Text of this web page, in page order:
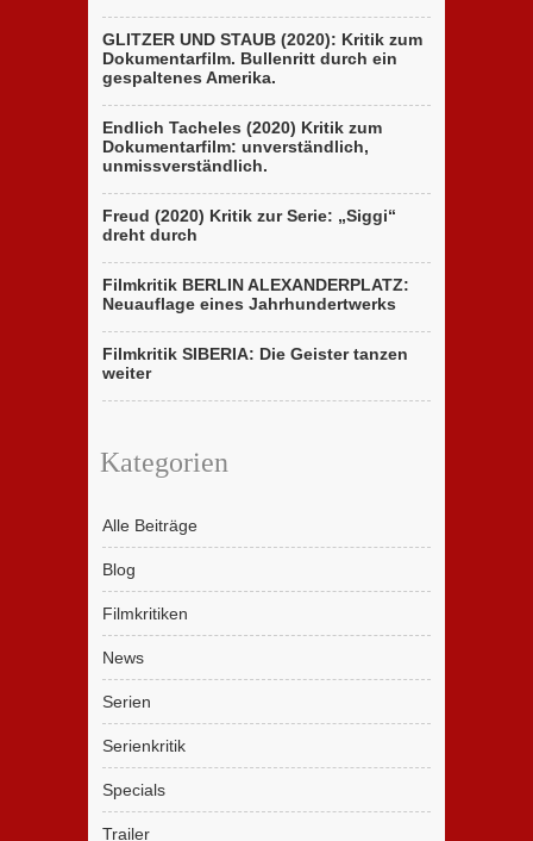
GLITZER UND STAUB (2020): Kritik zum
Dokumentarfilm. Bullenritt durch ein
gespaltenes Amerika.
Endlich Tacheles (2020) Kritik zum
Dokumentarfilm: unverständlich,
unmissverständlich.
Freud (2020) Kritik zur Serie: „Siggi“
dreht durch
Filmkritik BERLIN ALEXANDERPLATZ:
Neuauflage eines Jahrhundertwerks
Filmkritik SIBERIA: Die Geister tanzen
weiter
Kategorien
Alle Beiträge
Blog
Filmkritiken
News
Serien
Serienkritik
Specials
Trailer